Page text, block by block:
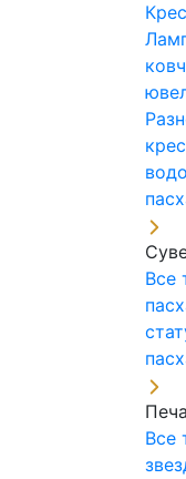
Все
Все